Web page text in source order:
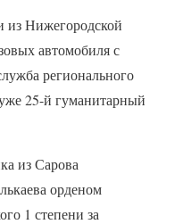
из Нижегородской
автомобиля с
регионального
25-й гуманитарный
из Сарова
орденом
1 степени за